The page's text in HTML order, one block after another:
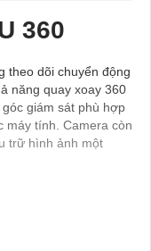
360
theo dõi chuyển động
năng quay xoay 360
giám sát phù hợp
máy tính. Camera còn
trữ hình ảnh một